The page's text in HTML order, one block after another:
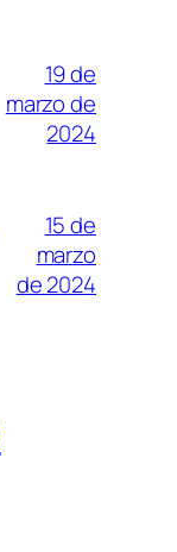
19 de
marzo de
2024
15 de
marzo
de 2024